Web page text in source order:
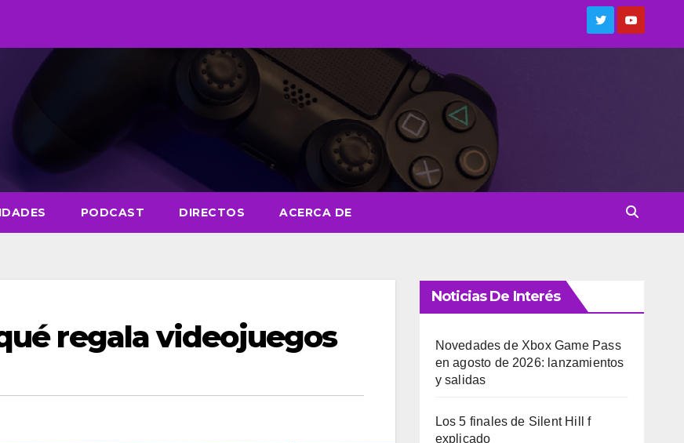
PODCAST DIRECTOS ACERCA DE
regala videojuegos
Noticias De Interés
Novedades de Xbox Game Pass
en agosto de 2026: lanzamientos
y salidas
Los 5 finales de Silent Hill f
explicado